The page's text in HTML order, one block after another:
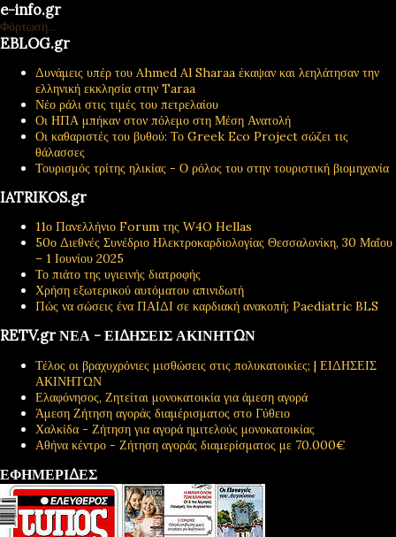
e-info.gr
Φόρτωση...
EBLOG.gr
Δυνάμεις υπέρ του Ahmed Al Sharaa έκαψαν και λεηλάτησαν την
ελληνική εκκλησία στην Taraa
Νέο ράλι στις τιμές του πετρελαίου
Οι ΗΠΑ μπήκαν στον πόλεμο στη Μέση Ανατολή
Οι καθαριστές του βυθού: Το Greek Eco Project σώζει τις
θάλασσες
Τουρισμός τρίτης ηλικίας - Ο ρόλος του στην τουριστική βιομηχανία
IATRIKOS.gr
11ο Πανελλήνιο Forum της W4O Hellas
50ο Διεθνές Συνέδριο Ηλεκτροκαρδιολογίας Θεσσαλονίκη, 30 Μαΐου
– 1 Ιουνίου 2025
Το πιάτο της υγιεινής διατροφής
Χρήση εξωτερικού αυτόματου απινιδωτή
Πώς να σώσεις ένα ΠΑΙΔΙ σε καρδιακή ανακοπή; Paediatric BLS
RETV.gr ΝΕΑ - ΕΙΔΗΣΕΙΣ ΑΚΙΝΗΤΩΝ
Τέλος οι βραχυχρόνιες μισθώσεις στις πολυκατοικίες; | ΕΙΔΗΣΕΙΣ
ΑΚΙΝΗΤΩΝ
Ελαφόνησος, Ζητείται μονοκατοικία για άμεση αγορά
Άμεση Ζήτηση αγοράς διαμέρισματος στο Γύθειο
Χαλκίδα - Ζήτηση για αγορά ημιτελούς μονοκατοικίας
Αθήνα κέντρο - Ζήτηση αγοράς διαμερίσματος με 70.000€
ΕΦΗΜΕΡΙΔΕΣ